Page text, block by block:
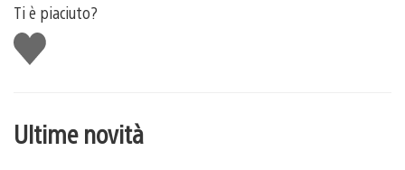
Ti è piaciuto?
Mi
piace
Ultime novità